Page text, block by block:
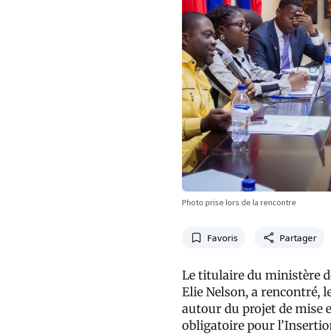
Photo prise lors de la rencontre
Favoris Partager
Le titulaire du ministère
Elie Nelson, a rencontré,
autour du projet de mise
obligatoire pour